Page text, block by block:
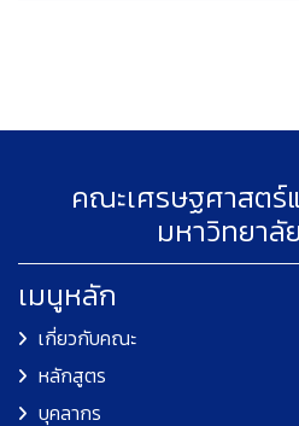
คณะเศรษฐศาสตร์
มหาวิทยา
เมนูหลัก
เกี่ยวกับคณะ
หลักสูตร
บุคลากร